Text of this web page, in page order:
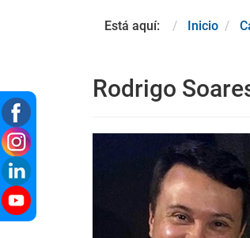
Está aquí: Inicio
Rodrigo